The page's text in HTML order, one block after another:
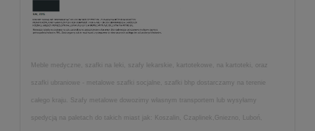
Meble medyczne, szafki na leki, szafy lekarskie, kartotekowe, na kartoteki, oraz
szafki ubraniowe - metalowe szafki socjalne, szafki bhp dostarczamy na terenie
całego kraju. Szafy metalowe dowozimy własnym transportem lub wysyłamy
spedycją na paletach do takich miast jak: Koszalin, Czaplinek,Gniezno, Luboń,